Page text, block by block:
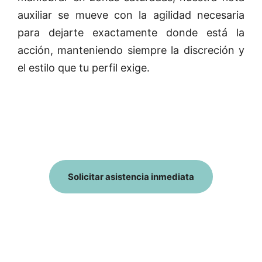
auxiliar se mueve con la agilidad necesaria
para dejarte exactamente donde está la
acción, manteniendo siempre la discreción y
el estilo que tu perfil exige.
Solicitar asistencia inmediata